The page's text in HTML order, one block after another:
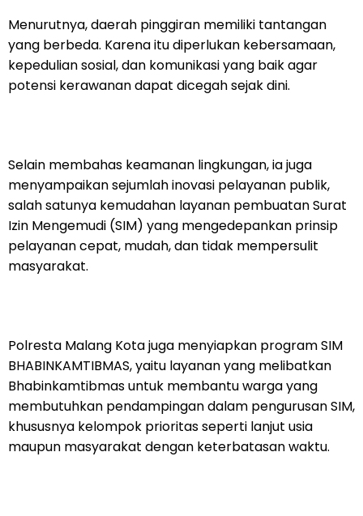
Menurutnya, daerah pinggiran memiliki tantangan
yang berbeda. Karena itu diperlukan kebersamaan,
kepedulian sosial, dan komunikasi yang baik agar
potensi kerawanan dapat dicegah sejak dini.
Selain membahas keamanan lingkungan, ia juga
menyampaikan sejumlah inovasi pelayanan publik,
salah satunya kemudahan layanan pembuatan Surat
Izin Mengemudi (SIM) yang mengedepankan prinsip
pelayanan cepat, mudah, dan tidak mempersulit
masyarakat.
Polresta Malang Kota juga menyiapkan program SIM
BHABINKAMTIBMAS, yaitu layanan yang melibatkan
Bhabinkamtibmas untuk membantu warga yang
membutuhkan pendampingan dalam pengurusan SIM,
khususnya kelompok prioritas seperti lanjut usia
maupun masyarakat dengan keterbatasan waktu.